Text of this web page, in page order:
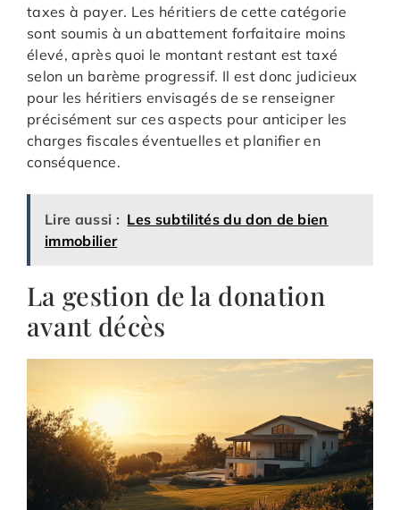
taxes à payer. Les héritiers de cette catégorie
sont soumis à un abattement forfaitaire moins
élevé, après quoi le montant restant est taxé
selon un barème progressif. Il est donc judicieux
pour les héritiers envisagés de se renseigner
précisément sur ces aspects pour anticiper les
charges fiscales éventuelles et planifier en
conséquence.
Lire aussi : Les subtilités du don de bien
immobilier
La gestion de la donation
avant décès